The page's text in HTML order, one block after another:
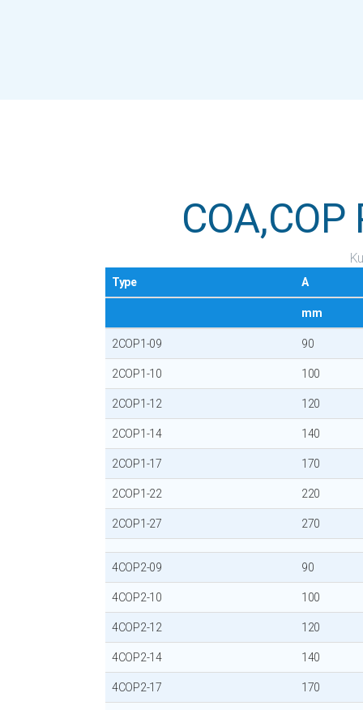
Type A
mm
2COP1-09 90
2COP1-10 100
2COP1-12 120
2COP1-14 140
2COP1-17 170
2COP1-22 220
2COP1-27 270
4COP2-09 90
4COP2-10 100
4COP2-12 120
4COP2-14 140
4COP2-17 170